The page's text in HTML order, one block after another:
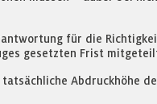
für die
gesetzten Frist
Abdruckhöhe